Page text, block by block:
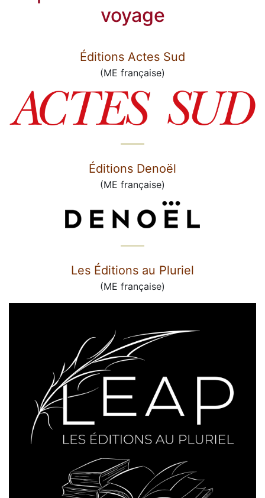
voyage
Éditions Actes Sud
(ME française)
Éditions Denoël
(ME française)
Les Éditions au Pluriel
(ME française)